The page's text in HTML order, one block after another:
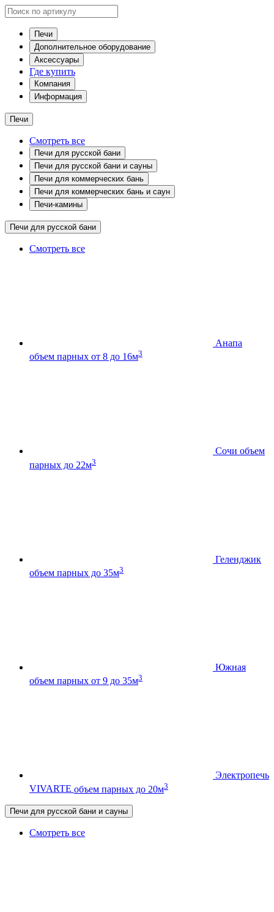
Печи
Дополнительное оборудование
Аксессуары
Где купить
Компания
Информация
Печи
Смотреть все
Печи для русской бани
Печи для русской бани и сауны
Печи для коммерческих бань
Печи для коммерческих бань и саун
Печи-камины
Печи для русской бани
Смотреть все
Анапа
объем парных от 8 до 16м3
Сочи объем
парных до 22м3
Геленджик
объем парных до 35м3
Южная
объем парных от 9 до 35м3
Электропечь
VIVARTE объем парных до 20м3
Печи для русской бани и сауны
Смотреть все